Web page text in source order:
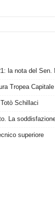
la nota del Sen.
Tropea Capitale
Schillaci
La
superiore